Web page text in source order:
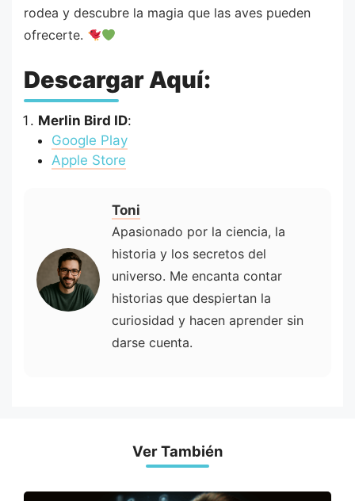
rodea y descubre la magia que las aves pueden
ofrecerte.
Descargar Aquí:
Merlin Bird ID:
Google Play
Apple Store
Toni
Apasionado por la ciencia, la
historia y los secretos del
universo. Me encanta contar
historias que despiertan la
curiosidad y hacen aprender sin
darse cuenta.
Ver También